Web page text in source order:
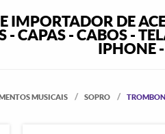
IMPORTADOR DE
- CAPAS - CABOS -
IPHONE -
MUSICAIS SOPRO